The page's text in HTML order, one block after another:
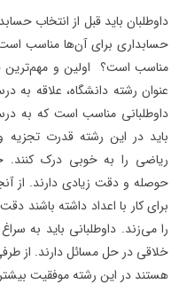
داوطلبان باید قبل از انتخاب
حسابداری برای آن‌ها مناسب
مناسب است؟ اولین و مهم‌ترین
عنوان رشته دانشگاه، علاقه
داوطلبانی مناسب است که به
باید در این رشته قدرت تجزیه
ریاضی را به خوبی درک کنند.
حوصله و دقت زیادی دارند. از
برای کار با اعداد داشته باشند
را می‌زند. داوطلبانی باید به
خلاقی در حل مسائل دارند. از
هستند در این رشته موفقیت